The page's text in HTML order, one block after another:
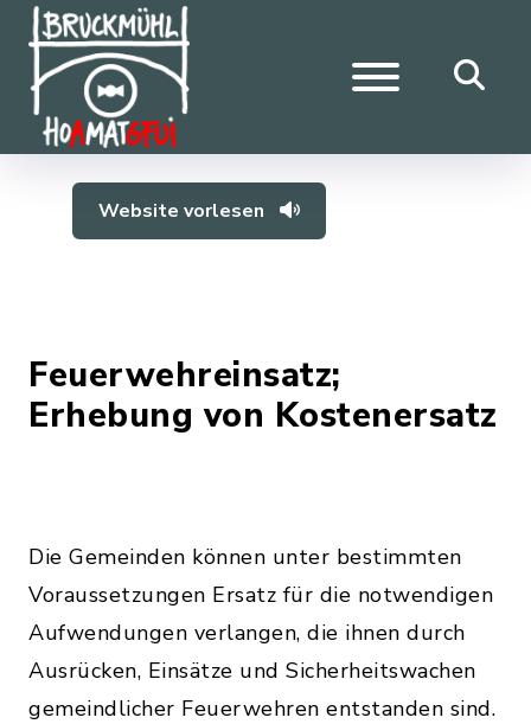
Website vorlesen
Feuerwehreinsatz;
Erhebung von Kostenersatz
Die Gemeinden können unter bestimmten
Voraussetzungen Ersatz für die notwendigen
Aufwendungen verlangen, die ihnen durch
Ausrücken, Einsätze und Sicherheitswachen
gemeindlicher Feuerwehren entstanden sind.